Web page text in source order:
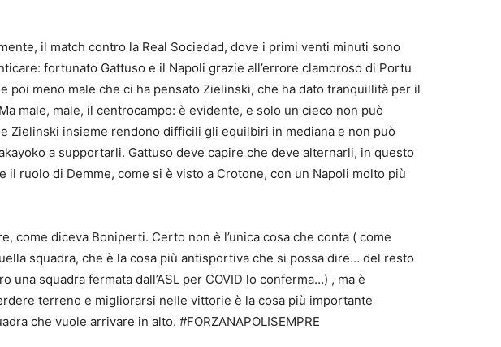
il match contro la Real Sociedad, dove i primi venti minuti sono
fortunato Gattuso e il Napoli grazie all’errore clamoroso di Portu
poi meno male che ci ha pensato Zielinski, che ha dato tranquillità per il
male, male, il centrocampo: è evidente, e solo un cieco non può
Zielinski insieme rendono difficili gli equilbiri in mediana e non può
a supportarli. Gattuso deve capire che deve alternarli, in questo
il ruolo di Demme, come si è visto a Crotone, con un Napoli molto più
come diceva Boniperti. Certo non è l’unica cosa che conta ( come
squadra, che è la cosa più antisportiva che si possa dire… del resto
una squadra fermata dall’ASL per COVID lo conferma…) , ma è
terreno e migliorarsi nelle vittorie è la cosa più importante
che vuole arrivare in alto. #FORZANAPOLISEMPRE